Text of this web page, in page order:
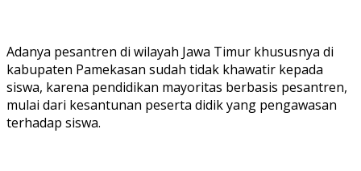
Adanya pesantren di wilayah Jawa Timur khususnya di
kabupaten Pamekasan sudah tidak khawatir kepada
siswa, karena pendidikan mayoritas berbasis pesantren,
mulai dari kesantunan peserta didik yang pengawasan
terhadap siswa.